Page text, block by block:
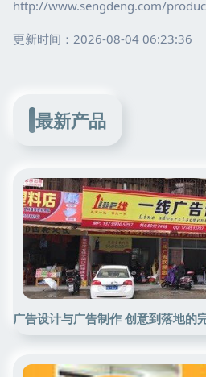
http://www.sengdeng.com/
更新时间：2026-08-04 06:23:36
最新产品
广告设计与广告制作 创意到落地的